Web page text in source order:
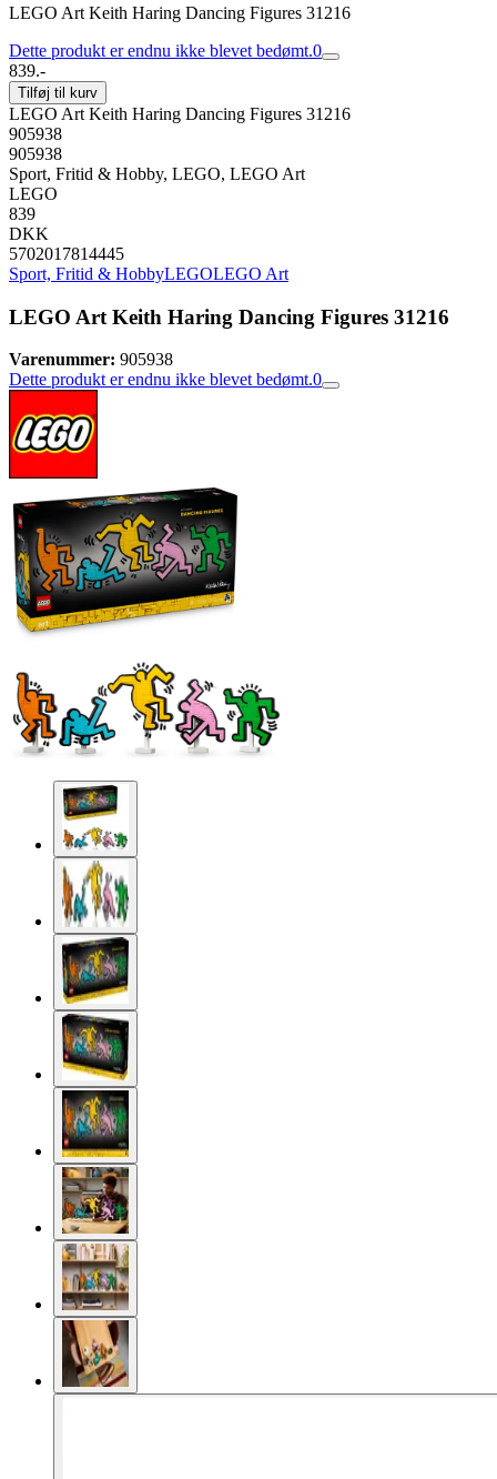
LEGO Art Keith Haring Dancing Figures 31216
Dette produkt er endnu ikke blevet bedømt.0
839.-
Tilføj til kurv
LEGO Art Keith Haring Dancing Figures 31216
905938
905938
Sport, Fritid & Hobby, LEGO, LEGO Art
LEGO
839
DKK
5702017814445
Sport, Fritid & HobbyLEGOLEGO Art
LEGO Art Keith Haring Dancing Figures 31216
Varenummer: 905938
Dette produkt er endnu ikke blevet bedømt.0